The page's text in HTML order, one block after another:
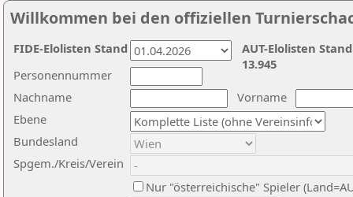
Willkommen bei den offiziellen
Nachname
Vorname
Ebene
Personennummer
Bundesland
Spgem./Kreis/Verein
Nur "österreichische" Spieler
AUT-Elolisten
13.945
FIDE-Elolisten Stand